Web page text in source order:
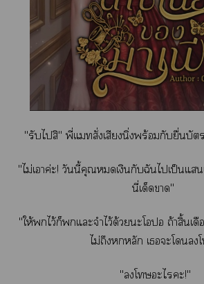
"รับไสิ" พี่แสั่งเสียงนิ่งพร้อมกับยื่นบัต
"ไม่เาค่ะ! วันนี้คุณเงินกับฉันไเป็นแ
นี่เด็ดา"
"ให้ไว้ก็แะจำไว้ด้วยะโ ถ้าสิ้นเ
ไม่ถึงหลัก เะโ
"โะไะ!"